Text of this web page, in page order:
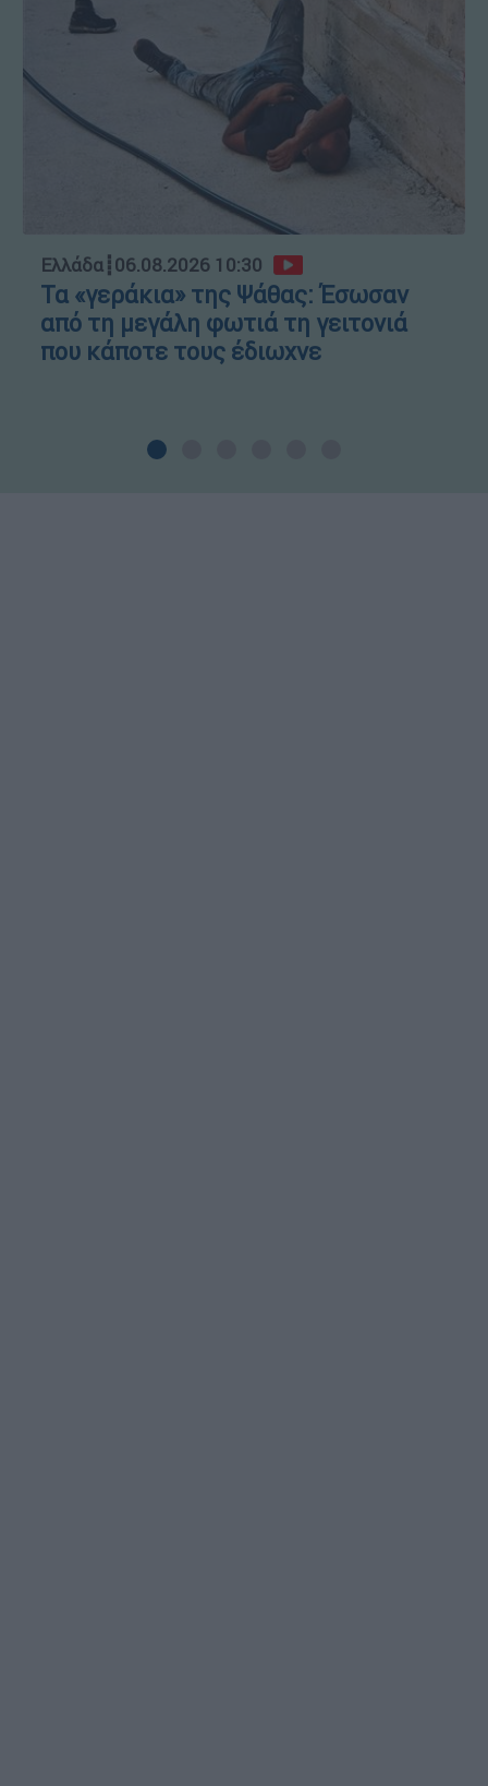
Ελλάδα┋06.08.2026 10:30
Τα «γεράκια» της Ψάθας: Έσωσαν
από τη μεγάλη φωτιά τη γειτονιά
που κάποτε τους έδιωχνε